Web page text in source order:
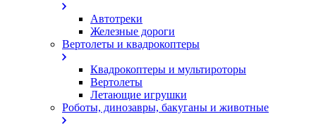
Автотреки
Железные дороги
Вертолеты и квадрокоптеры
Квадрокоптеры и мультироторы
Вертолеты
Летающие игрушки
Роботы, динозавры, бакуганы и животные